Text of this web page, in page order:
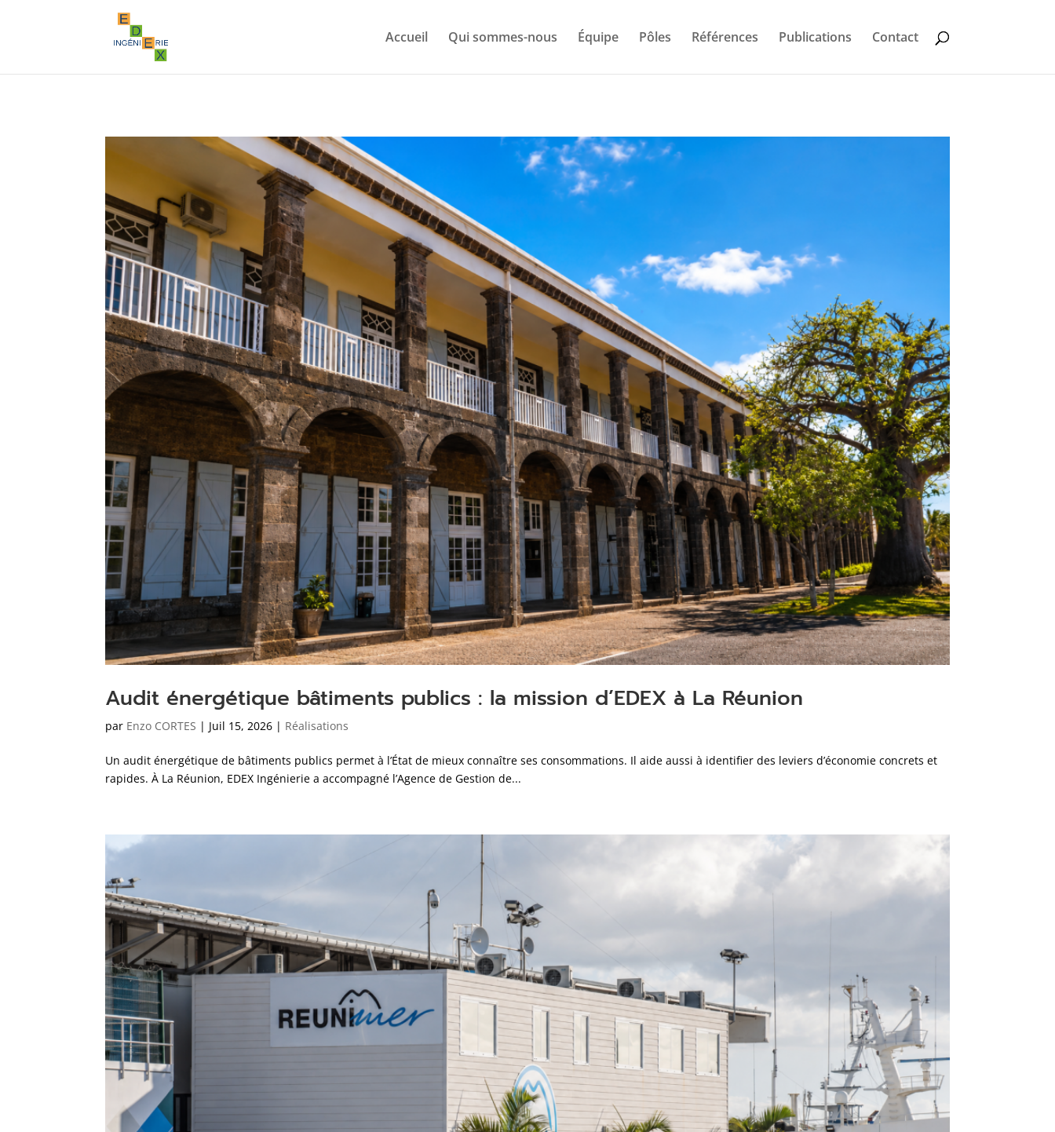
Accueil Qui sommes-nous Équipe Pôles Références Publications Contact
Audit énergétique bâtiments publics : la mission d’EDEX à La Réunion
par Enzo CORTES | Juil 15, 2026 | Réalisations
Un audit énergétique de bâtiments publics permet à l’État de mieux connaître ses consommations. Il aide aussi à identifier des leviers d’économie concrets et
rapides. À La Réunion, EDEX Ingénierie a accompagné l’Agence de Gestion de...